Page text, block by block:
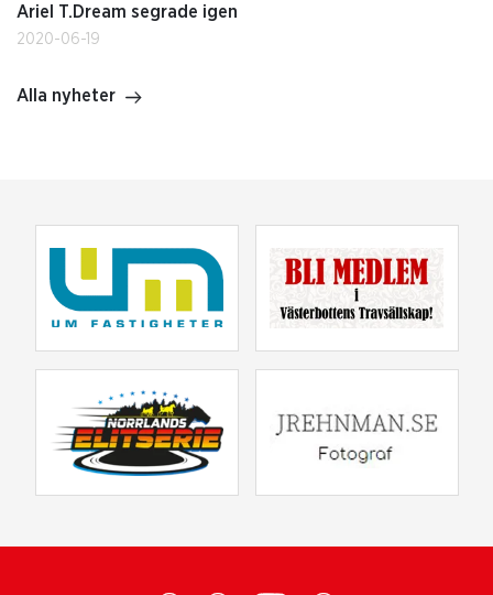
Ariel T.Dream segrade igen
2020-06-19
Alla nyheter